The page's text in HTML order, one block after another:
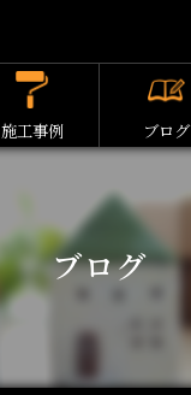
施工事例 ブログ
ブログ